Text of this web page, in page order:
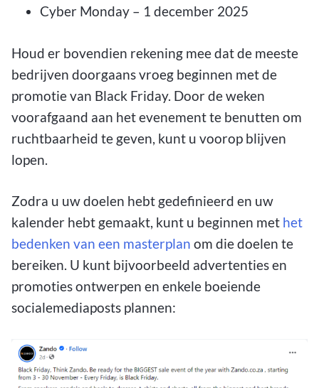
Cyber Monday – 1 december 2025
Houd er bovendien rekening mee dat de meeste
bedrijven doorgaans vroeg beginnen met de
promotie van Black Friday. Door de weken
voorafgaand aan het evenement te benutten om
ruchtbaarheid te geven, kunt u voorop blijven
lopen.
Zodra u uw doelen hebt gedefinieerd en uw
kalender hebt gemaakt, kunt u beginnen met het
bedenken van een masterplan om die doelen te
bereiken. U kunt bijvoorbeeld advertenties en
promoties ontwerpen en enkele boeiende
socialemediaposts plannen: